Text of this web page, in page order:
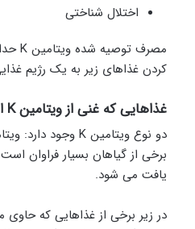
اختلال شناختی
کردن غذاهای زیر به یک رژیم
غذاهایی که غنی از ویتامین K است
یافت می شود.